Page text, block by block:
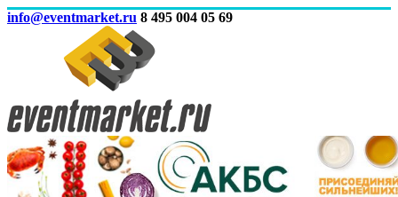
info@eventmarket.ru 8 495 004 05 69